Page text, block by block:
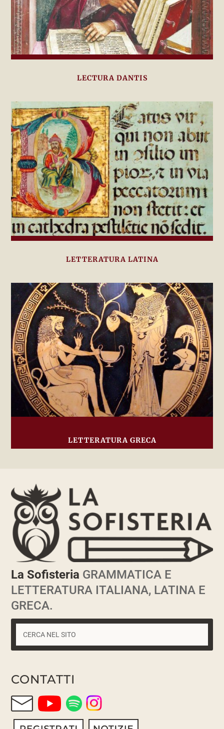
LECTURA DANTIS
LETTERATURA LATINA
LETTERATURA GRECA
La Sofisteria GRAMMATICA E
LETTERATURA ITALIANA, LATINA E
GRECA.
CONTATTI